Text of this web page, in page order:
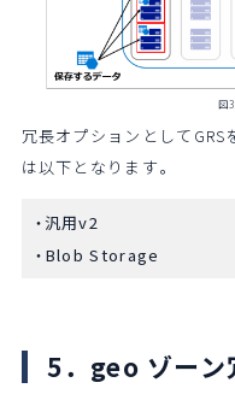
図
冗長オプションとして
は以下となります。
汎用v2
Blob Storage
5．geo ゾー